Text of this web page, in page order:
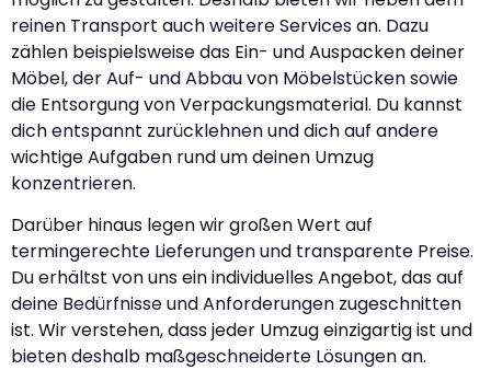
reinen Transport auch weitere Services an. Dazu
zählen beispielsweise das Ein- und Auspacken deiner
Möbel, der Auf- und Abbau von Möbelstücken sowie
die Entsorgung von Verpackungsmaterial. Du kannst
dich entspannt zurücklehnen und dich auf andere
wichtige Aufgaben rund um deinen Umzug
konzentrieren.
Darüber hinaus legen wir großen Wert auf
termingerechte Lieferungen und transparente Preise.
Du erhältst von uns ein individuelles Angebot, das auf
deine Bedürfnisse und Anforderungen zugeschnitten
ist. Wir verstehen, dass jeder Umzug einzigartig ist und
bieten deshalb maßgeschneiderte Lösungen an.